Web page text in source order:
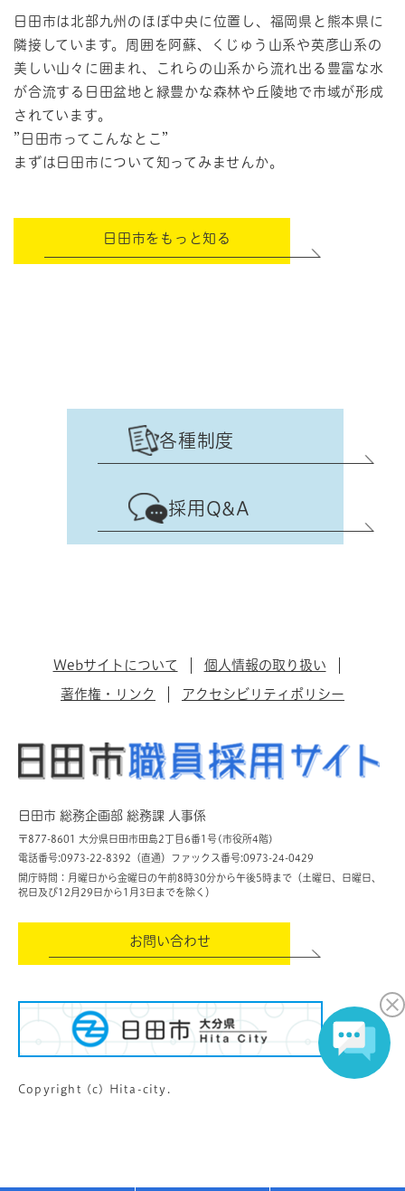
日田市は北部九州のほぼ中央に位置し、福岡県と熊本県に
隣接しています。周囲を阿蘇、くじゅう山系や英彦山系の
美しい山々に囲まれ、これらの山系から流れ出る豊富な水
が合流する日田盆地と緑豊かな森林や丘陵地で市域が形成
されています。
”日田市ってこんなとこ”
まずは日田市について知ってみませんか。
日田市をもっと知る
各種制度
採用Q&A
Webサイトについて 個人情報の取り扱い
著作権・リンク アクセシビリティポリシー
お問い合わせ
日田市 総務企画部 総務課 人事係
〒877-8601 大分県日田市田島2丁目6番1号(市役所4階)
電話番号:0973-22-8392（直通） ファックス番号:0973-24-0429
開庁時間：月曜日から金曜日の午前8時30分から午後5時まで（土曜日、日曜日、
祝日及び12月29日から1月3日までを除く）
Copyright (c) Hita-city.